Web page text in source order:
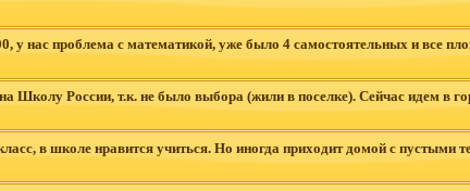
у нас проблема с математикой, уже было 4 самостоятельных и все
Школу России, т.к. не было выбора (жили в поселке). Сейчас идем в
в школе нравится учиться. Но иногда приходит домой с пустыми